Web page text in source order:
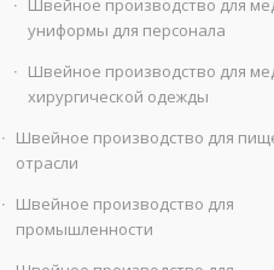
Швейное производство для
униформы для персонала
Швейное производство для
хирургической одежды
Швейное производство для
отрасли
Швейное производство для
промышленности